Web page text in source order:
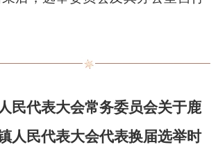
民代表大会常务委员会关于鹿
人民代表大会代表换届选举时